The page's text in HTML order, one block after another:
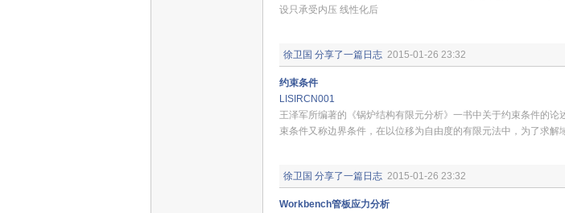
设只承受内压 线性化后
徐卫国 分享了一篇日志 2015-01-26 23:32
约束条件
LISIRCN001
王泽军所编著的《锅炉结构有限元分析》一书中关于约束条件的论
束条件又称边界条件，在以位移为自由度的有限元法中，为了求解
徐卫国 分享了一篇日志 2015-01-26 23:32
Workbench管板应力分析